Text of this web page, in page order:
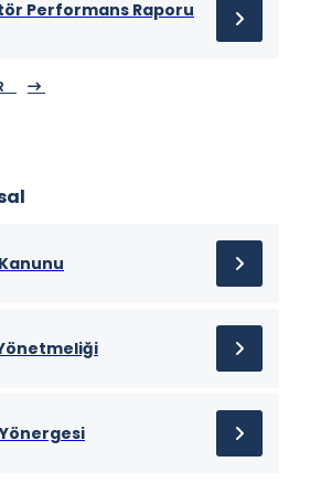
Performans Raporu